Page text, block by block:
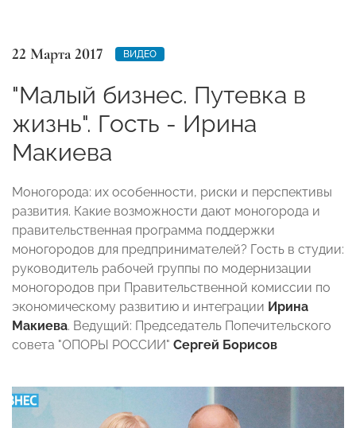
22 Марта 2017 ВИДЕО
"Малый бизнес. Путевка в
жизнь". Гость - Ирина
Макиева
Моногорода: их особенности, риски и перспективы
развития. Какие возможности дают моногорода и
правительственная программа поддержки
моногородов для предпринимателей? Гость в студии:
руководитель рабочей группы по модернизации
моногородов при Правительственной комиссии по
экономическому развитию и интеграции Ирина
Макиева. Ведущий: Председатель Попечительского
совета "ОПОРЫ РОССИИ" Сергей Борисов